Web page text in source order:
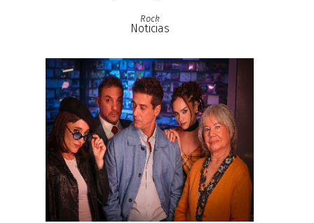
Rock
Noticias